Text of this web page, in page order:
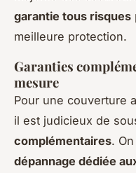
garantie tous risques
meilleure protection.
Garanties
mesure
Pour une couverture
il est judicieux de
complémentaires.
dépannage dédiée